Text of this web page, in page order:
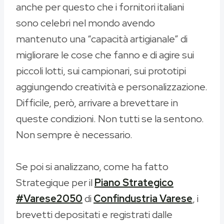
anche per questo che i fornitori italiani
sono celebri nel mondo avendo
mantenuto una “capacità artigianale” di
migliorare le cose che fanno e di agire sui
piccoli lotti, sui campionari, sui prototipi
aggiungendo creatività e personalizzazione.
Difficile, però, arrivare a brevettare in
queste condizioni. Non tutti se la sentono.
Non sempre è necessario.
Se poi si analizzano, come ha fatto
Strategique per ilPiano Strategico
#Varese2050di Confindustria Varese, i
brevetti depositati e registrati dalle